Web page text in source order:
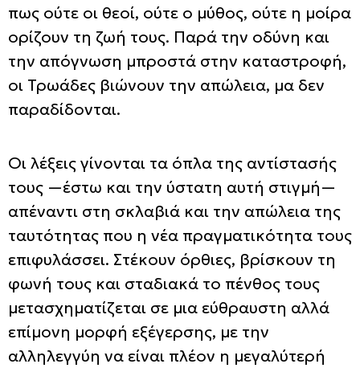
πως ούτε οι θεοί, ούτε ο μύθος, ούτε η μοίρα
ορίζουν τη ζωή τους. Παρά την οδύνη και
την απόγνωση μπροστά στην καταστροφή,
οι Τρωάδες βιώνουν την απώλεια, μα δεν
παραδίδονται.
Οι λέξεις γίνονται τα όπλα της αντίστασής
τους —έστω και την ύστατη αυτή στιγμή—
απέναντι στη σκλαβιά και την απώλεια της
ταυτότητας που η νέα πραγματικότητα τους
επιφυλάσσει. Στέκουν όρθιες, βρίσκουν τη
φωνή τους και σταδιακά το πένθος τους
μετασχηματίζεται σε μια εύθραυστη αλλά
επίμονη μορφή εξέγερσης, με την
αλληλεγγύη να είναι πλέον η μεγαλύτερή